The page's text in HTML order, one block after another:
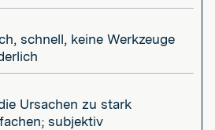
schnell, keine Werkzeuge
Ursachen zu stark
subjektiv